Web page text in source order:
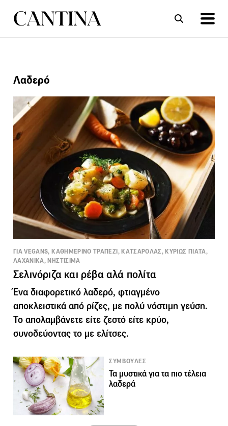
Λαδερό
ΓΙΑ VEGANS, ΚΑΘΗΜΕΡΙΝΟ ΤΡΑΠΕΖΙ, ΚΑΤΣΑΡΟΛΑΣ, ΚΥΡΙΩΣ ΠΙΑΤΑ,
ΛΑΧΑΝΙΚΑ, ΝΗΣΤΙΣΙΜΑ
Σελινόριζα και ρέβα αλά πολίτα
Ένα διαφορετικό λαδερό, φτιαγμένο
αποκλειστικά από ρίζες, με πολύ νόστιμη γεύση.
Το απολαμβάνετε είτε ζεστό είτε κρύο,
συνοδεύοντας το με ελίτσες.
ΣΥΜΒΟΥΛΕΣ
Τα μυστικά για τα πιο τέλεια
λαδερά